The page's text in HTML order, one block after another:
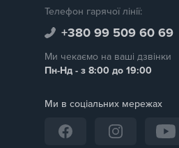
Телефон гарячої лінії:
+380 99 509 60 69
Ми чекаємо на ваші дзвінки
Пн-Нд - з 8:00 до 19:00
Ми в соціальних мережах